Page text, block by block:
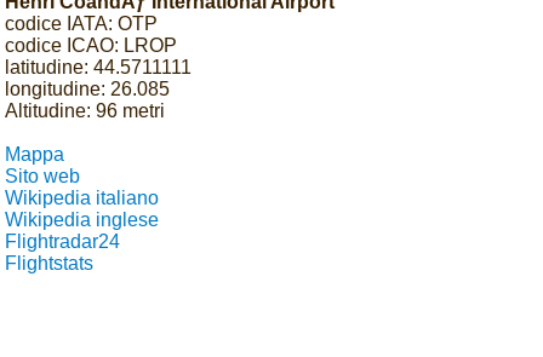
codice IATA: OTP
codice ICAO: LROP
latitudine: 44.5711111
longitudine: 26.085
Altitudine: 96 metri
Mappa
Sito web
Wikipedia italiano
Wikipedia inglese
Flightradar24
Flightstats